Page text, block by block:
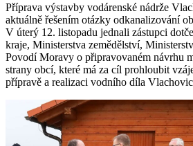
Příprava výstavby vodárenské nádrže
aktuálně řešením otázky odkanalizování
V úterý 12. listopadu jednali zástupci
kraje, Ministerstva zemědělství,
Povodí Moravy o připravovaném návrhu
strany obcí, které má za cíl prohloubit
přípravě a realizaci vodního díla